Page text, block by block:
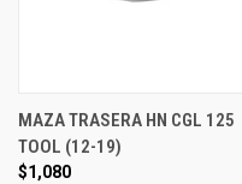
MAZA TRASERA HN CGL 125
TOOL (12-19)
$1,080